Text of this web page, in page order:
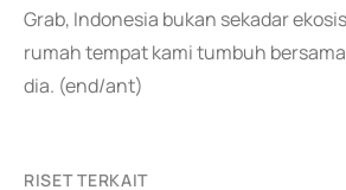
Grab, Indonesia bukan sekadar
rumah tempat kami tumbuh
dia. (end/ant)
RISET TERKAIT